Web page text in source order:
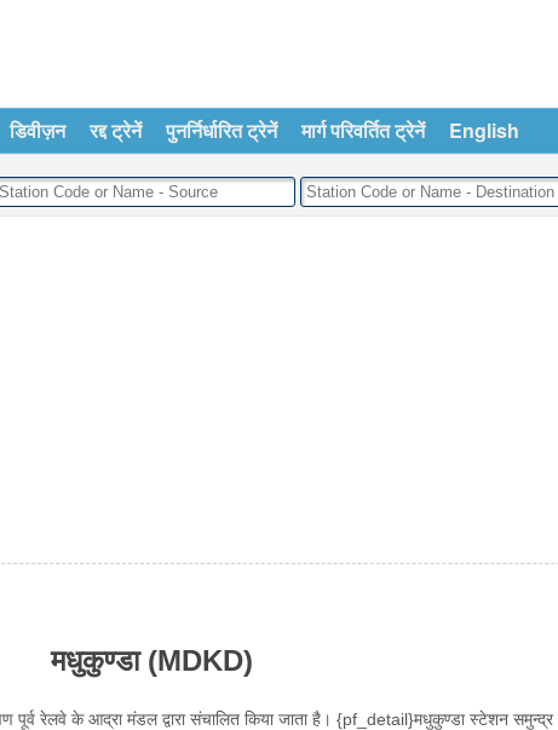
डिवीज़न रद्द ट्रेनें पुनर्निर्धारित ट्रेनें मार्ग परिवर्तित ट्रेनें English
मधुकुण्डा (MDKD)
पूर्व रेलवे के आद्रा मंडल द्वारा संचालित किया जाता है। {pf_detail}मधुकुण्डा स्टेशन